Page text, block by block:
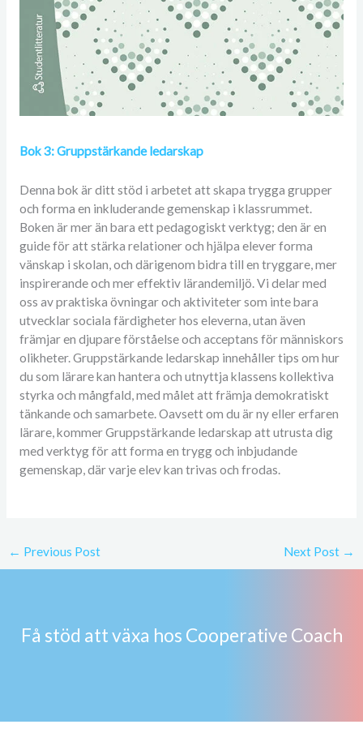
Bok 3: Gruppstärkande ledarskap
Denna bok är ditt stöd i arbetet att skapa trygga grupper
och forma en inkluderande gemenskap i klassrummet.
Boken är mer än bara ett pedagogiskt verktyg; den är en
guide för att stärka relationer och hjälpa elever forma
vänskap i skolan, och därigenom bidra till en tryggare, mer
inspirerande och mer effektiv lärandemiljö. Vi delar med
oss av praktiska övningar och aktiviteter som inte bara
utvecklar sociala färdigheter hos eleverna, utan även
främjar en djupare förståelse och acceptans för människors
olikheter. Gruppstärkande ledarskap innehåller tips om hur
du som lärare kan hantera och utnyttja klassens kollektiva
styrka och mångfald, med målet att främja demokratiskt
tänkande och samarbete. Oavsett om du är ny eller erfaren
lärare, kommer Gruppstärkande ledarskap att utrusta dig
med verktyg för att forma en trygg och inbjudande
gemenskap, där varje elev kan trivas och frodas.
← Previous Post Next Post →
Få stöd att växa hos Cooperative Coach